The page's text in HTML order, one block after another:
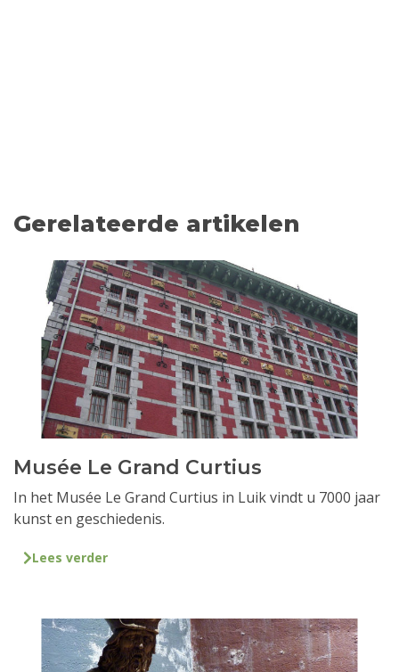
Gerelateerde artikelen
Musée Le Grand Curtius
In het Musée Le Grand Curtius in Luik vindt u 7000 jaar
kunst en geschiedenis.
Lees verder